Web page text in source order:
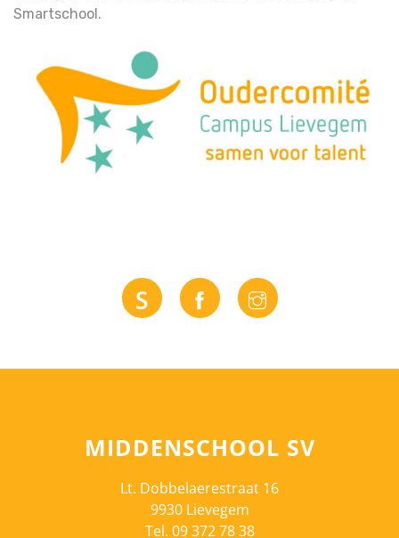
Smartschool.
MIDDENSCHOOL SV
Lt. Dobbelaerestraat 16
9930 Lievegem
Tel. 09 372 78 38